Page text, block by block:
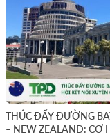
THÚC ĐẨY ĐƯỜNG
– NEW ZEALAND: CƠ